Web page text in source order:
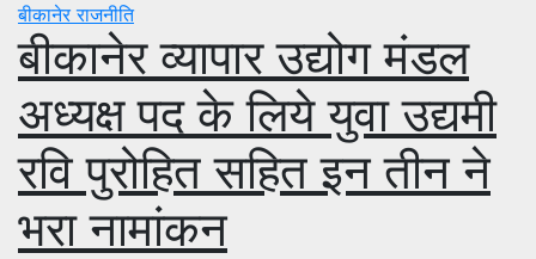
बीकानेरराजनीति
बीकानेर व्यापार उद्योग मंडल
अध्यक्ष पद के लिये युवा उद्यमी
रवि पुरोहित सहित इन तीन ने
भरा नामांकन